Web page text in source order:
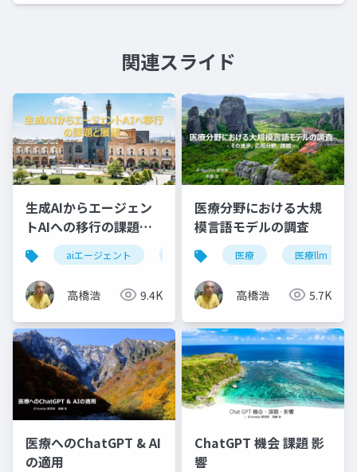
関連スライド
生成AIからエージェン
トAIへの移行の課題と
展望
aiエージェント エージェントai 自律性
高橋浩 9.4K
医療分野における大規
模言語モデルの調査
医療 医療llm
高橋浩 5.7K
医療へのChatGPT & AI
の適用
ChatGPT 機会 課題 影
響